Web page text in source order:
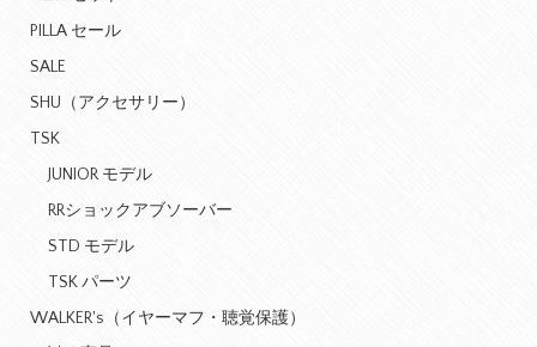
PILLA セール
SALE
SHU（アクセサリー）
TSK
JUNIOR モデル
RRショックアブソーバー
STD モデル
TSK パーツ
WALKER's（イヤーマフ・聴覚保護）